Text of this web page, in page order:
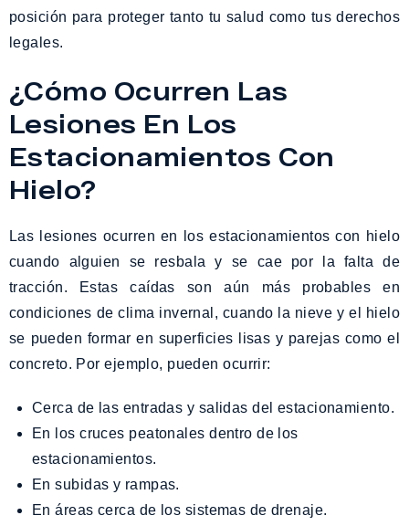
posición para proteger tanto tu salud como tus derechos
legales.
¿Cómo Ocurren Las
Lesiones En Los
Estacionamientos Con
Hielo?
Las lesiones ocurren en los estacionamientos con hielo
cuando alguien se resbala y se cae por la falta de
tracción. Estas caídas son aún más probables en
condiciones de clima invernal, cuando la nieve y el hielo
se pueden formar en superficies lisas y parejas como el
concreto. Por ejemplo, pueden ocurrir:
Cerca de las entradas y salidas del estacionamiento.
En los cruces peatonales dentro de los
estacionamientos.
En subidas y rampas.
En áreas cerca de los sistemas de drenaje.